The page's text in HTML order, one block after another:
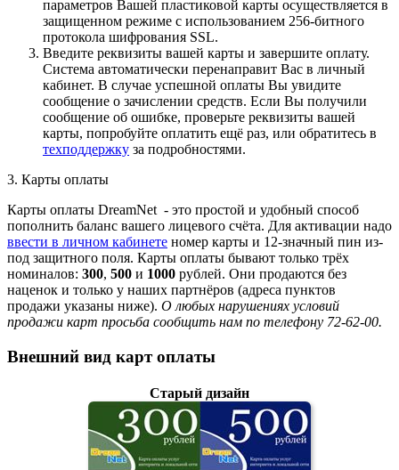
параметров Вашей пластиковой карты осуществляется в
защищенном режиме с использованием 256-битного
протокола шифрования SSL.
Введите реквизиты вашей карты и завершите оплату.
Система автоматически перенаправит Вас в личный
кабинет. В случае успешной оплаты Вы увидите
сообщение о зачислении средств. Если Вы получили
сообщение об ошибке, проверьте реквизиты вашей
карты, попробуйте оплатить ещё раз, или обратитесь в
техподдержку за подробностями.
3. Карты оплаты
Карты оплаты DreamNet - это простой и удобный способ
пополнить баланс вашего лицевого счёта. Для активации надо
ввести в личном кабинете номер карты и 12-значный пин из-
под защитного поля. Карты оплаты бывают только трёх
номиналов: 300, 500 и 1000 рублей. Они продаются без
наценок и только у наших партнёров (адреса пунктов
продажи указаны ниже). О любых нарушениях условий
продажи карт просьба сообщить нам по телефону 72-62-00.
Внешний вид карт оплаты
Старый дизайн